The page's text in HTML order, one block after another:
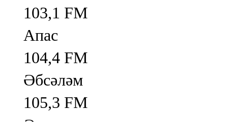
103,1 FM
Апас
104,4 FM
Әбсәләм
105,3 FM
Әлмәт